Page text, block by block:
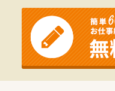
■在宅業務に対応す
ドライバーの方でも
【勤務実態について】
■年間休日は120日以
あるシフト体制を実
■全店舗の平均残業